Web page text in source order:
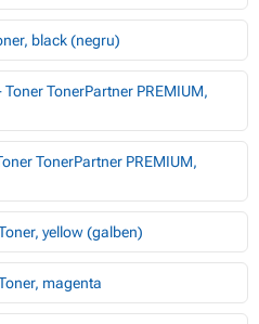
black (negru)
TonerPartner PREMIUM,
TonerPartner PREMIUM,
yellow (galben)
magenta